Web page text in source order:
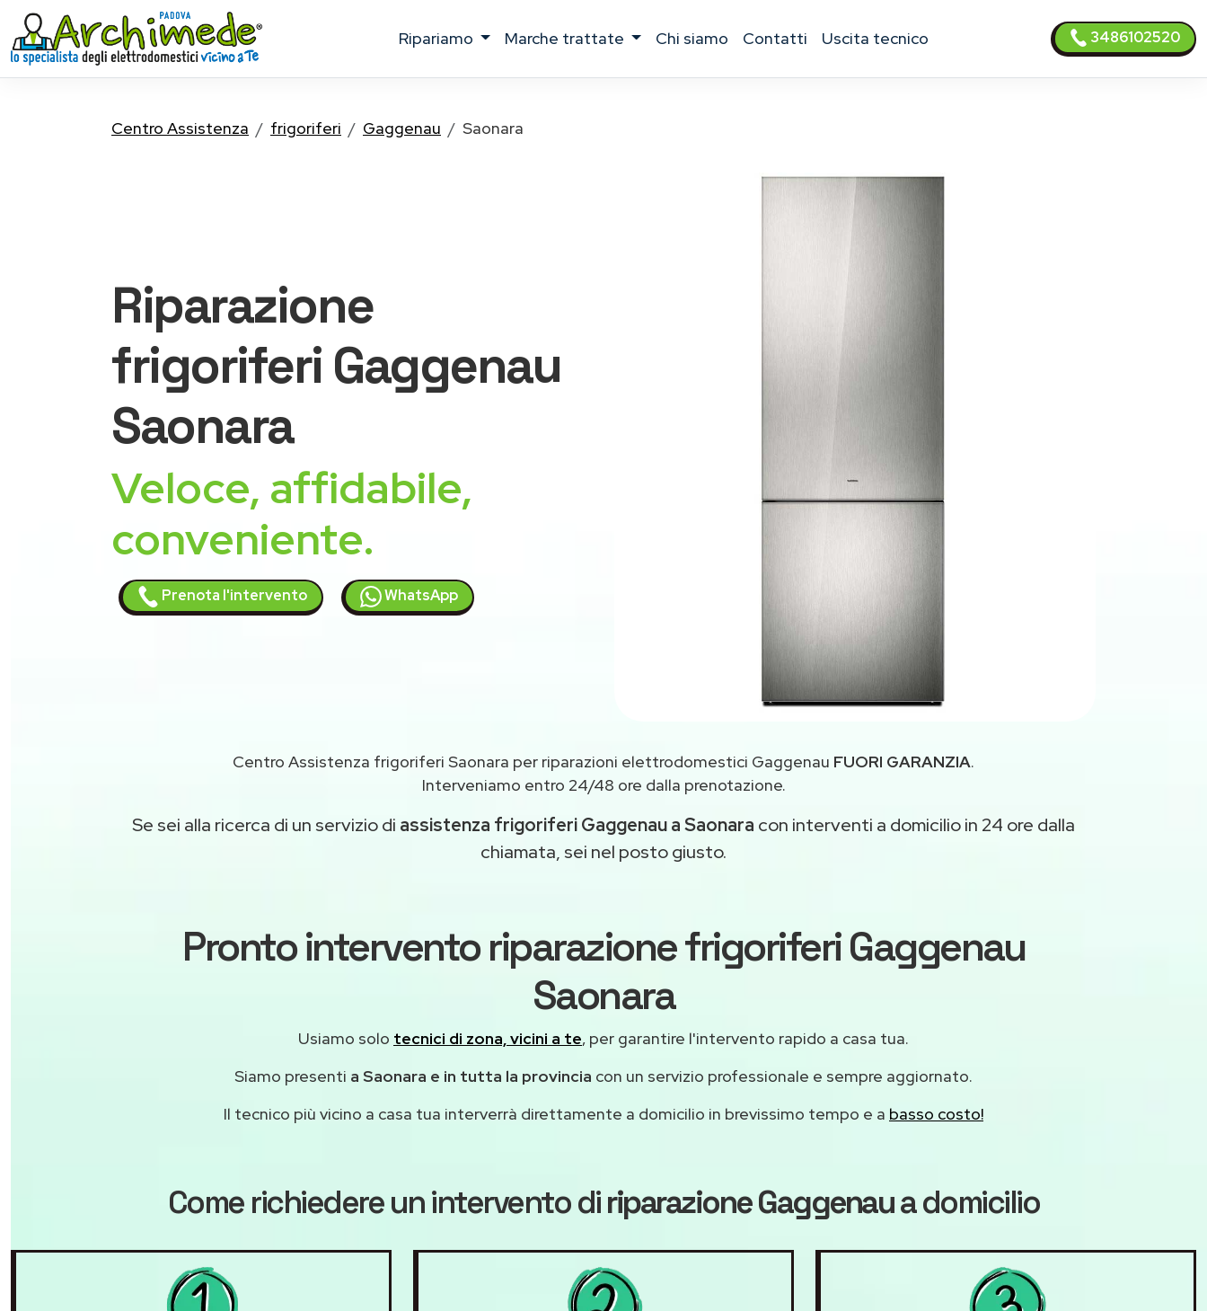
ripariamo marche trattate chi siamo contatti uscita tecnico 3486102520
Centro Assistenza frigoriferi Gaggenau Saonara
Riparazione
frigoriferi Gaggenau
Saonara
Veloce, affidabile,
conveniente.
Prenota l'intervento WhatsApp
Centro Assistenza frigoriferi Saonara per riparazioni elettrodomestici Gaggenau FUORI GARANZIA.
Interveniamo entro 24/48 ore dalla prenotazione.
Se sei alla ricerca di un servizio di assistenza frigoriferi Gaggenau a Saonara con interventi a domicilio in 24 ore dalla
chiamata, sei nel posto giusto.
Pronto intervento riparazione frigoriferi Gaggenau
Saonara
Usiamo solo tecnici di zona, vicini a te, per garantire l'intervento rapido a casa tua.
Siamo presenti a Saonara e in tutta la provincia con un servizio professionale e sempre aggiornato.
Il tecnico più vicino a casa tua interverrà direttamente a domicilio in brevissimo tempo e a basso costo!
Come richiedere un intervento diriparazione Gaggenaua domicilio